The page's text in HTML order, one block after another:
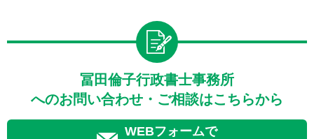
冨田倫子行政書士事務所
へのお問い合わせ・ご相談はこちらから
WEBフォームで